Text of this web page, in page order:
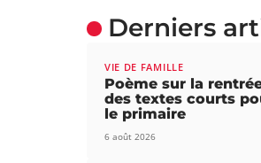
Derniers
VIE DE FAMILLE
Poème sur la
des textes courts
le primaire
6 août 2026